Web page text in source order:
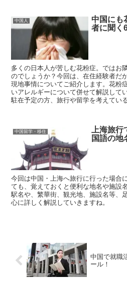
中国人
中国にも
者に聞く
多くの日本人が苦しむ花粉症。ではお
のでしょうか？今回は、在住経験者だ
現地事情についてご紹介します。花粉
いアレルギーについて併せて解説して
駐在予定の方、旅行や留学を考えてい
中国留学・移住
上海旅
国語の地
今回は中国・上海へ旅行に行った場合
ても、覚えておくと便利な地名や施設
駅名や、繁華街、観光地、施設名等、
心に詳しく解説していきますね。
中国で就職
ール！